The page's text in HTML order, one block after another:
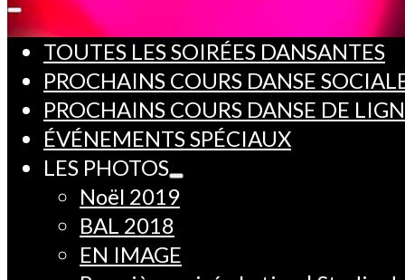
TOUTES LES SOIRÉES DANSANTES
PROCHAINS COURS DANSE
PROCHAINS COURS DANSE DE
ÉVÉNEMENTS SPÉCIAUX
LES PHOTOS
Noël 2019
BAL 2018
EN IMAGE